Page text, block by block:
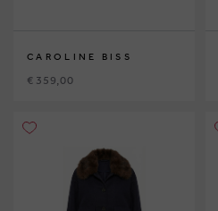
CAROLINE BISS
€ 359,00